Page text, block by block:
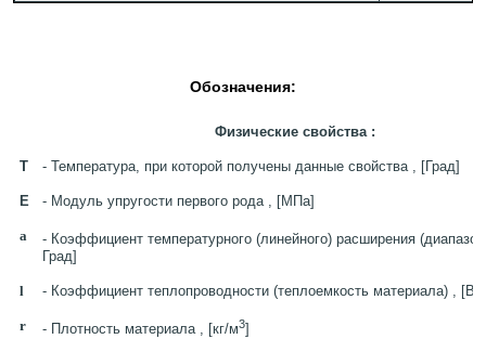
Обозначения:
Физические свойства :
T - Температура, при которой получены данные свойства , [Град]
E - Модуль упругости первого рода , [МПа]
a
- Коэффициент температурного (линейного) расширения
Град]
l - Коэффициент теплопроводности (теплоемкость материала) , [Вт/
r - Плотность материала , [кг/м3]